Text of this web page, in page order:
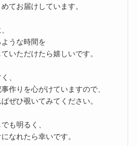
てお届けしています。
うな時間を
いただけたら嬉しいです。
、
作りを心がけていますので、
ぜひ覗いてみてください。
も明るく、
なれたら幸いです。